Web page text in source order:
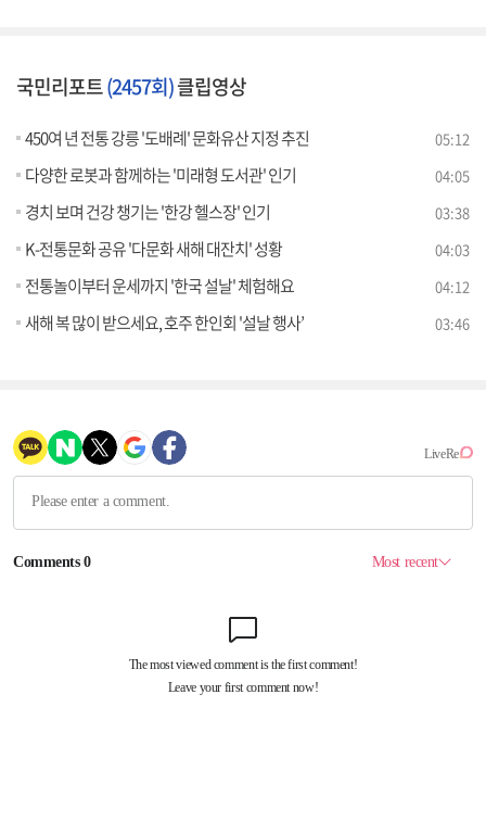
국민리포트(2457회)클립영상
450여 년 전통 강릉 '도배례' 문화유산 지정 추진 05:12
다양한 로봇과 함께하는 '미래형 도서관' 인기 04:05
경치 보며 건강 챙기는 '한강 헬스장' 인기 03:38
K-전통문화 공유 '다문화 새해 대잔치' 성황 04:03
전통놀이부터 운세까지 '한국 설날' 체험해요 04:12
새해 복 많이 받으세요, 호주 한인회 '설날 행사’ 03:46